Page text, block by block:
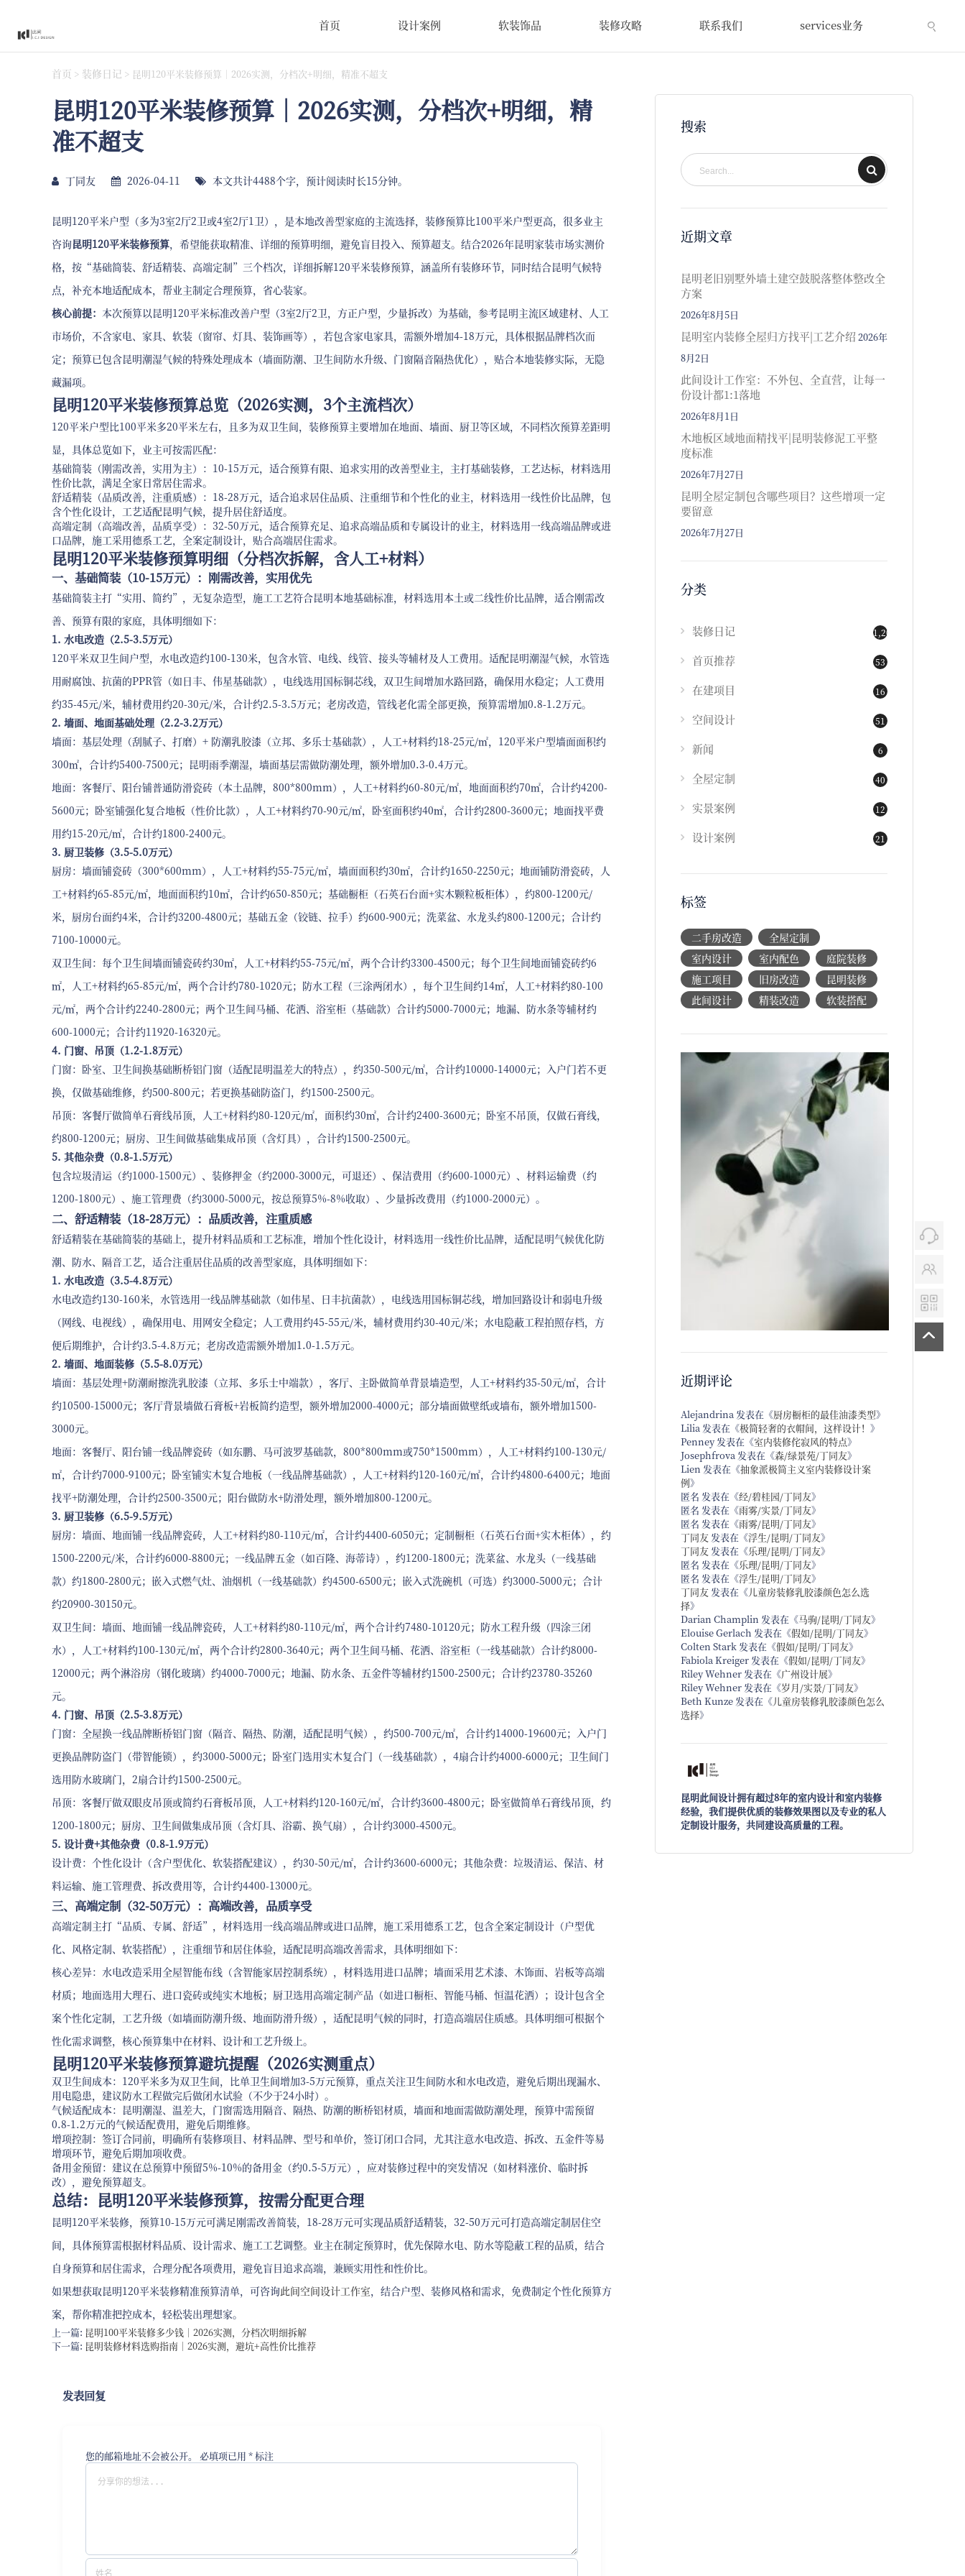
首页 设计案例 软装饰品 装修攻略 联系我们 services业务
首页 > 装修日记 > 昆明120平米装修预算｜2026实测，分档次+明细，精准不超支
昆明120平米装修预算｜2026实测，分档次+明细，精
准不超支
丁同友 2026-04-11 本文共计4488个字，预计阅读时长15分钟。
昆明120平米户型（多为3室2厅2卫或4室2厅1卫），是本地改善型家庭的主流选择，装修预算比100平米户型更高，很多业主
咨询昆明120平米装修预算，希望能获取精准、详细的预算明细，避免盲目投入、预算超支。结合2026年昆明家装市场实测价
格，按“基础简装、舒适精装、高端定制”三个档次，详细拆解120平米装修预算，涵盖所有装修环节，同时结合昆明气候特
点，补充本地适配成本，帮业主制定合理预算，省心装家。
核心前提： 本次预算以昆明120平米标准改善户型（3室2厅2卫，方正户型，少量拆改）为基础，参考昆明主流区域建材、人工
市场价，不含家电、家具、软装（窗帘、灯具、装饰画等），若包含家电家具，需额外增加4-18万元，具体根据品牌档次而
定；预算已包含昆明潮湿气候的特殊处理成本（墙面防潮、卫生间防水升级、门窗隔音隔热优化），贴合本地装修实际，无隐
藏漏项。
昆明120平米装修预算总览（2026实测，3个主流档次）
120平米户型比100平米多20平米左右，且多为双卫生间，装修预算主要增加在地面、墙面、厨卫等区域，不同档次预算差距明
显，具体总览如下，业主可按需匹配：
基础简装（刚需改善，实用为主）：10-15万元，适合预算有限、追求实用的改善型业主，主打基础装修，工艺达标，材料选用
性价比款，满足全家日常居住需求。
舒适精装（品质改善，注重质感）：18-28万元，适合追求居住品质、注重细节和个性化的业主，材料选用一线性价比品牌，包
含个性化设计，工艺适配昆明气候，提升居住舒适度。
高端定制（高端改善，品质享受）：32-50万元，适合预算充足、追求高端品质和专属设计的业主，材料选用一线高端品牌或进
口品牌，施工采用德系工艺，全案定制设计，贴合高端居住需求。
昆明120平米装修预算明细（分档次拆解，含人工+材料）
一、基础简装（10-15万元）：刚需改善，实用优先
基础简装主打“实用、简约”，无复杂造型，施工工艺符合昆明本地基础标准，材料选用本土或二线性价比品牌，适合刚需改
善、预算有限的家庭，具体明细如下：
1. 水电改造（2.5-3.5万元）
120平米双卫生间户型，水电改造约100-130米，包含水管、电线、线管、接头等辅材及人工费用。适配昆明潮湿气候，水管选
用耐腐蚀、抗菌的PPR管（如日丰、伟星基础款），电线选用国标铜芯线，双卫生间增加水路回路，确保用水稳定；人工费用
约35-45元/米，辅材费用约20-30元/米，合计约2.5-3.5万元；老房改造，管线老化需全部更换，预算需增加0.8-1.2万元。
2. 墙面、地面基础处理（2.2-3.2万元）
墙面：基层处理（刮腻子、打磨）+ 防潮乳胶漆（立邦、多乐士基础款），人工+材料约18-25元/㎡，120平米户型墙面面积约
300㎡，合计约5400-7500元；昆明雨季潮湿，墙面基层需做防潮处理，额外增加0.3-0.4万元。
地面：客餐厅、阳台铺普通防滑瓷砖（本土品牌，800*800mm），人工+材料约60-80元/㎡，地面面积约70㎡，合计约4200-
5600元；卧室铺强化复合地板（性价比款），人工+材料约70-90元/㎡，卧室面积约40㎡，合计约2800-3600元；地面找平费
用约15-20元/㎡，合计约1800-2400元。
3. 厨卫装修（3.5-5.0万元）
厨房：墙面铺瓷砖（300*600mm），人工+材料约55-75元/㎡，墙面面积约30㎡，合计约1650-2250元；地面铺防滑瓷砖，人
工+材料约65-85元/㎡，地面面积约10㎡，合计约650-850元；基础橱柜（石英石台面+实木颗粒板柜体），约800-1200元/
米，厨房台面约4米，合计约3200-4800元；基础五金（铰链、拉手）约600-900元；洗菜盆、水龙头约800-1200元；合计约
7100-10000元。
双卫生间：每个卫生间墙面铺瓷砖约30㎡，人工+材料约55-75元/㎡，两个合计约3300-4500元；每个卫生间地面铺瓷砖约6
㎡，人工+材料约65-85元/㎡，两个合计约780-1020元；防水工程（三涂两闭水），每个卫生间约14㎡，人工+材料约80-100
元/㎡，两个合计约2240-2800元；两个卫生间马桶、花洒、浴室柜（基础款）合计约5000-7000元；地漏、防水条等辅材约
600-1000元；合计约11920-16320元。
4. 门窗、吊顶（1.2-1.8万元）
门窗：卧室、卫生间换基础断桥铝门窗（适配昆明温差大的特点），约350-500元/㎡，合计约10000-14000元；入户门若不更
换，仅做基础维修，约500-800元；若更换基础防盗门，约1500-2500元。
吊顶：客餐厅做简单石膏线吊顶，人工+材料约80-120元/㎡，面积约30㎡，合计约2400-3600元；卧室不吊顶，仅做石膏线，
约800-1200元；厨房、卫生间做基础集成吊顶（含灯具），合计约1500-2500元。
5. 其他杂费（0.8-1.5万元）
包含垃圾清运（约1000-1500元）、装修押金（约2000-3000元，可退还）、保洁费用（约600-1000元）、材料运输费（约
1200-1800元）、施工管理费（约3000-5000元，按总预算5%-8%收取）、少量拆改费用（约1000-2000元）。
二、舒适精装（18-28万元）：品质改善，注重质感
舒适精装在基础简装的基础上，提升材料品质和工艺标准，增加个性化设计，材料选用一线性价比品牌，适配昆明气候优化防
潮、防水、隔音工艺，适合注重居住品质的改善型家庭，具体明细如下：
1. 水电改造（3.5-4.8万元）
水电改造约130-160米，水管选用一线品牌基础款（如伟星、日丰抗菌款），电线选用国标铜芯线，增加回路设计和弱电升级
（网线、电视线），确保用电、用网安全稳定；人工费用约45-55元/米，辅材费用约30-40元/米；水电隐蔽工程拍照存档，方
便后期维护，合计约3.5-4.8万元；老房改造需额外增加1.0-1.5万元。
2. 墙面、地面装修（5.5-8.0万元）
墙面：基层处理+防潮耐擦洗乳胶漆（立邦、多乐士中端款），客厅、主卧做简单背景墙造型，人工+材料约35-50元/㎡，合计
约10500-15000元；客厅背景墙做石膏板+岩板简约造型，额外增加2000-4000元；部分墙面做壁纸或墙布，额外增加1500-
3000元。
地面：客餐厅、阳台铺一线品牌瓷砖（如东鹏、马可波罗基础款，800*800mm或750*1500mm），人工+材料约100-130元/
㎡，合计约7000-9100元；卧室铺实木复合地板（一线品牌基础款），人工+材料约120-160元/㎡，合计约4800-6400元；地面
找平+防潮处理，合计约2500-3500元；阳台做防水+防滑处理，额外增加800-1200元。
3. 厨卫装修（6.5-9.5万元）
厨房：墙面、地面铺一线品牌瓷砖，人工+材料约80-110元/㎡，合计约4400-6050元；定制橱柜（石英石台面+实木柜体），约
1500-2200元/米，合计约6000-8800元；一线品牌五金（如百隆、海蒂诗），约1200-1800元；洗菜盆、水龙头（一线基础
款）约1800-2800元；嵌入式燃气灶、油烟机（一线基础款）约4500-6500元；嵌入式洗碗机（可选）约3000-5000元；合计
约20900-30150元。
双卫生间：墙面、地面铺一线品牌瓷砖，人工+材料约80-110元/㎡，两个合计约7480-10120元；防水工程升级（四涂三闭
水），人工+材料约100-130元/㎡，两个合计约2800-3640元；两个卫生间马桶、花洒、浴室柜（一线基础款）合计约8000-
12000元；两个淋浴房（钢化玻璃）约4000-7000元；地漏、防水条、五金件等辅材约1500-2500元；合计约23780-35260
元。
4. 门窗、吊顶（2.5-3.8万元）
门窗：全屋换一线品牌断桥铝门窗（隔音、隔热、防潮，适配昆明气候），约500-700元/㎡，合计约14000-19600元；入户门
更换品牌防盗门（带智能锁），约3000-5000元；卧室门选用实木复合门（一线基础款），4扇合计约4000-6000元；卫生间门
选用防水玻璃门，2扇合计约1500-2500元。
吊顶：客餐厅做双眼皮吊顶或简约石膏板吊顶，人工+材料约120-160元/㎡，合计约3600-4800元；卧室做简单石膏线吊顶，约
1200-1800元；厨房、卫生间做集成吊顶（含灯具、浴霸、换气扇），合计约3000-4500元。
5. 设计费+其他杂费（0.8-1.9万元）
设计费：个性化设计（含户型优化、软装搭配建议），约30-50元/㎡，合计约3600-6000元；其他杂费：垃圾清运、保洁、材
料运输、施工管理费、拆改费用等，合计约4400-13000元。
三、高端定制（32-50万元）：高端改善，品质享受
高端定制主打“品质、专属、舒适”，材料选用一线高端品牌或进口品牌，施工采用德系工艺，包含全案定制设计（户型优
化、风格定制、软装搭配），注重细节和居住体验，适配昆明高端改善需求，具体明细如下：
核心差异：水电改造采用全屋智能布线（含智能家居控制系统），材料选用进口品牌；墙面采用艺术漆、木饰面、岩板等高端
材质；地面选用大理石、进口瓷砖或纯实木地板；厨卫选用高端定制产品（如进口橱柜、智能马桶、恒温花洒）；设计包含全
案个性化定制，工艺升级（如墙面防潮升级、地面防滑升级），适配昆明气候的同时，打造高端居住质感。具体明细可根据个
性化需求调整，核心预算集中在材料、设计和工艺升级上。
昆明120平米装修预算避坑提醒（2026实测重点）
双卫生间成本：120平米多为双卫生间，比单卫生间增加3-5万元预算，重点关注卫生间防水和水电改造，避免后期出现漏水、
用电隐患，建议防水工程做完后做闭水试验（不少于24小时）。
气候适配成本：昆明潮湿、温差大，门窗需选用隔音、隔热、防潮的断桥铝材质，墙面和地面需做防潮处理，预算中需预留
0.8-1.2万元的气候适配费用，避免后期维修。
增项控制：签订合同前，明确所有装修项目、材料品牌、型号和单价，签订闭口合同，尤其注意水电改造、拆改、五金件等易
增项环节，避免后期加项收费。
备用金预留：建议在总预算中预留5%-10%的备用金（约0.5-5万元），应对装修过程中的突发情况（如材料涨价、临时拆
改），避免预算超支。
总结：昆明120平米装修预算，按需分配更合理
昆明120平米装修，预算10-15万元可满足刚需改善简装，18-28万元可实现品质舒适精装，32-50万元可打造高端定制居住空
间，具体预算需根据材料品质、设计需求、施工工艺调整。业主在制定预算时，优先保障水电、防水等隐蔽工程的品质，结合
自身预算和居住需求，合理分配各项费用，避免盲目追求高端，兼顾实用性和性价比。
如果想获取昆明120平米装修精准预算清单，可咨询此间空间设计工作室，结合户型、装修风格和需求，免费制定个性化预算方
案，帮你精准把控成本，轻松装出理想家。
上一篇: 昆明100平米装修多少钱｜2026实测，分档次明细拆解
下一篇: 昆明装修材料选购指南｜2026实测，避坑+高性价比推荐
发表回复
您的邮箱地址不会被公开。 必填项已用 *标注
搜索
近期文章
昆明老旧别墅外墙土建空鼓脱落整体整改全
方案
2026年8月5日
昆明室内装修全屋归方找平|工艺介绍 2026年
8月2日
此间设计工作室：不外包、全直营，让每一
份设计都1:1落地
2026年8月1日
木地板区域地面精找平|昆明装修泥工平整
度标准
2026年7月27日
昆明全屋定制包含哪些项目？这些增项一定
要留意
2026年7月27日
分类
装修日记 1,202
首页推荐 53
在建项目 16
空间设计 51
新闻 6
全屋定制 40
实景案例 12
设计案例 21
标签
二手房改造
全屋定制
室内设计
室内配色
庭院装修
施工项目
旧房改造
昆明装修
此间设计
精装改造 软装搭配
近期评论
Alejandrina 发表在《厨房橱柜的最佳油漆类型》
Lilia 发表在《极简轻奢的衣帽间，这样设计！ 》
Penney发表在《室内装修侘寂风的特点》
Josephfrova 发表在《森/绿景苑/丁同友》
Lien 发表在《抽象派极简主义室内装修设计案
例》
匿名 发表在《经/碧桂园/丁同友》
匿名 发表在《雨雾/实景/丁同友》
匿名 发表在《雨雾/昆明/丁同友》
丁同友 发表在《浮生/昆明/丁同友》
丁同友 发表在《乐理/昆明/丁同友》
匿名 发表在《乐理/昆明/丁同友》
匿名 发表在《浮生/昆明/丁同友》
丁同友 发表在《儿童房装修乳胶漆颜色怎么选
择》
Darian Champlin 发表在《马驹/昆明/丁同友》
Elouise Gerlach 发表在《假如/昆明/丁同友》
Colten Stark 发表在《假如/昆明/丁同友》
Fabiola Kreiger 发表在《假如/昆明/丁同友》
Riley Wehner 发表在《广州设计展》
Riley Wehner 发表在《岁月/实景/丁同友》
Beth Kunze 发表在《儿童房装修乳胶漆颜色怎么
选择》
昆明此间设计拥有超过8年的室内设计和室内装修
经验，我们提供优质的装修效果图以及专业的私人
定制设计服务，共同建设高质量的工程。